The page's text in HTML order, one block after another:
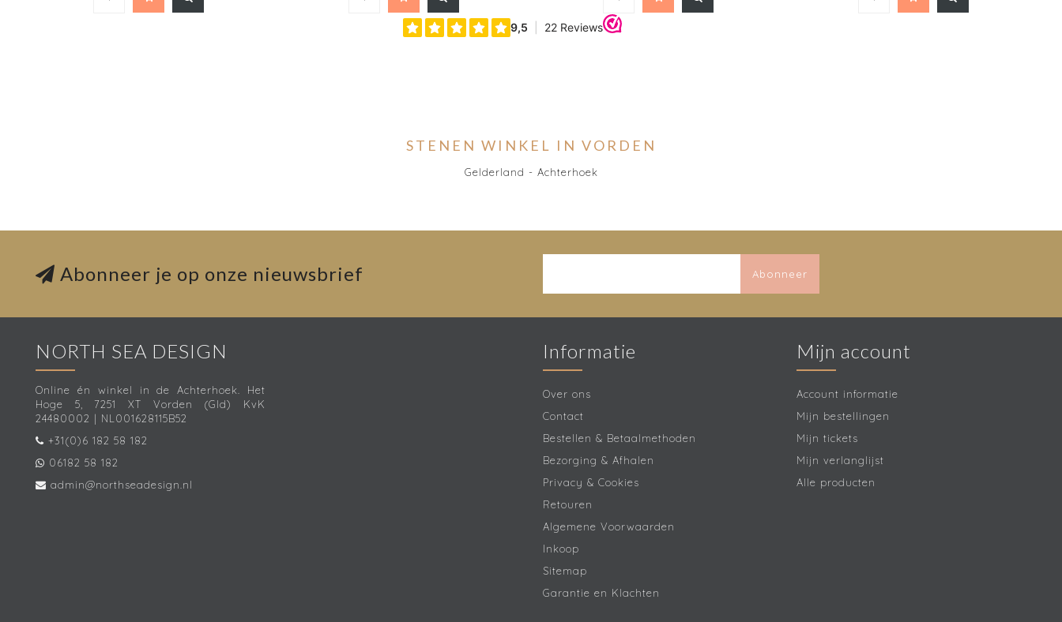
STENEN WINKEL IN VORDEN
Gelderland - Achterhoek
Abonneer je op onze nieuwsbrief Abonneer
NORTH SEA DESIGN
Online én winkel in de Achterhoek. Het
Hoge 5, 7251 XT Vorden (Gld) KvK
24480002 | NL001628115B52
+31(0)6 182 58 182
06182 58 182
admin@northseadesign.nl
Informatie
Over ons
Contact
Bestellen & Betaalmethoden
Bezorging & Afhalen
Privacy & Cookies
Retouren
Algemene Voorwaarden
Inkoop
Sitemap
Garantie en Klachten
Mijn account
Account informatie
Mijn bestellingen
Mijn tickets
Mijn verlanglijst
Alle producten